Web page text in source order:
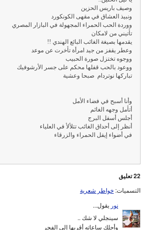
وصيف باريس الحزين
ونبيذ العشاق في مقهى الكونكورد
ووردة الحب الحمراء المجهولة في البازار المصري
تأتيني من لامكان
يقدمها بصيغة الغائب البائع الهندي !!
وعطر يقفز من جيد امرأة تأخرت عن موعد
ووجوه تختزل صورة الحبيب
ووعود بالحب قفلها محكم على جسر الأرشوفيك
تباركها نوتردام صبحا وعشية
وأنا أسبح في فضاء الأمل
أتأمل وجهه الغائم
أجلس أسفل البرج
أنظر إلى أحداق الغائب تتلألأ في العلياء
في أضواء إيفل الحمراء والزرقاء
22 تعليق
التسميات: خواطر شعرية
نور يقول...
سينجلي لا شك ..
وأحلك ساعاته أقربها إلى الفجر